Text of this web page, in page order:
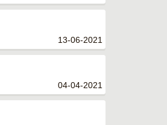
13-06-2021
04-04-2021